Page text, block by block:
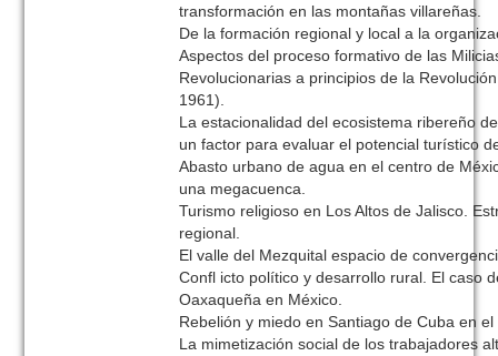
transformación en las montañas villareñas.
De la formación regional y local a la
Aspectos del proceso formativo de las
Revolucionarias a principios de la
1961).
La estacionalidad del ecosistema ribereño
un factor para evaluar el potencial turístico
Abasto urbano de agua en el centro de
una megacuenca.
Turismo religioso en Los Altos de Jalisco.
regional.
El valle del Mezquital espacio de
Confl icto político y desarrollo rural. El caso
Oaxaqueña en México.
Rebelión y miedo en Santiago de Cuba en el
La mimetización social de los trabajadores